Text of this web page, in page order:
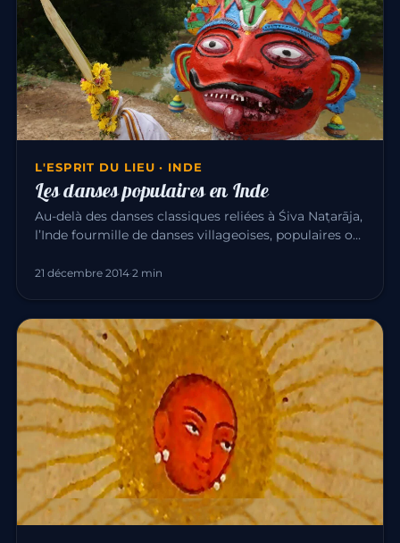
L'ESPRIT DU LIEU · INDE
Les danses populaires en Inde
Au-delà des danses classiques reliées à Śiva Naṭarāja,
l’Inde fourmille de danses villageoises, populaires ou
21 décembre 2014·2 min